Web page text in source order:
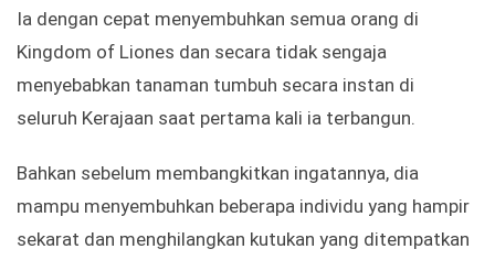
Ia dengan cepat menyembuhkan semua orang di
Kingdom of Liones dan secara tidak sengaja
menyebabkan tanaman tumbuh secara instan di
seluruh Kerajaan saat pertama kali ia terbangun.
Bahkan sebelum membangkitkan ingatannya, dia
mampu menyembuhkan beberapa individu yang hampir
sekarat dan menghilangkan kutukan yang ditempatkan